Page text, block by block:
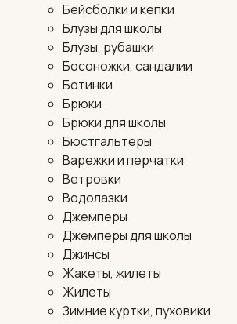
Бейсболки и кепки
Блузы для школы
Блузы, рубашки
Босоножки, сандалии
Ботинки
Брюки
Брюки для школы
Бюстгальтеры
Варежки и перчатки
Ветровки
Водолазки
Джемперы
Джемперы для школы
Джинсы
Жакеты, жилеты
Жилеты
Зимние куртки, пуховики